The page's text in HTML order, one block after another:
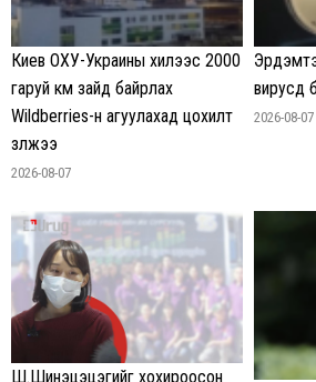
Киев ОХУ-Украины хилээс 2000
гаруй км зайд байрлах
Wildberries-н агуулахад цохилт
үзүүлжээ
2026-08-07
2026-08-07
Ш.Шинэцэцэгийг хохироосон